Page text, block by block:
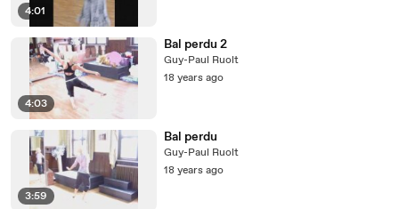
4:01
4:03
Bal perdu 2
Guy-Paul Ruolt
18 years ago
3:59
Bal perdu
Guy-Paul Ruolt
18 years ago